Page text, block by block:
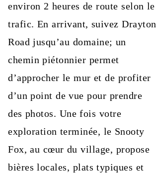
environ 2 heures de route selon le
trafic. En arrivant, suivez Drayton
Road jusqu’au domaine; un
chemin piétonnier permet
d’approcher le mur et de profiter
d’un point de vue pour prendre
des photos. Une fois votre
exploration terminée, le Snooty
Fox, au cœur du village, propose
bières locales, plats typiques et